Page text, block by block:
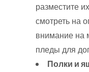
разместите
смотреть на
внимание на
пледы для
Полки и